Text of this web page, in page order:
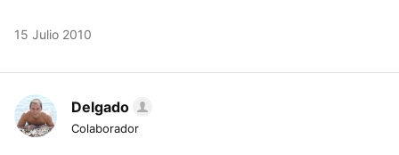
15 Julio 2010
Delgado
Colaborador